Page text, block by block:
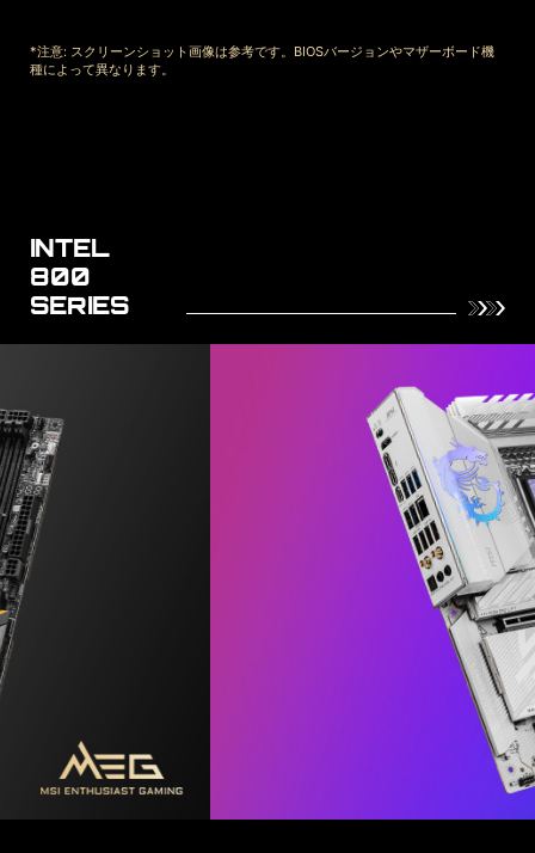
*注意: スクリーンショット画像は参考です。BIOSバージョンやマザーボード機
種によって異なります。
INTEL
800
SERIES